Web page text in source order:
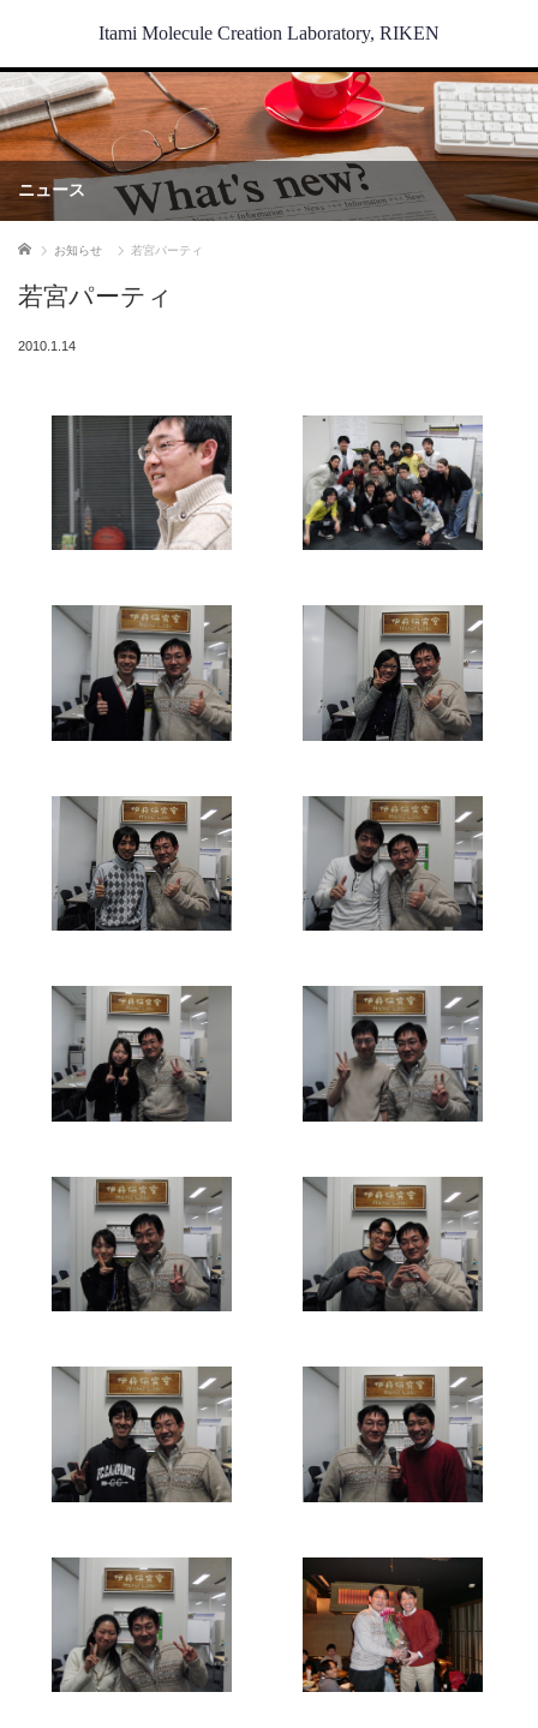
Itami Molecule Creation Laboratory, RIKEN
ニュース
ホーム お知らせ 若宮パーティ
若宮パーティ
2010.1.14